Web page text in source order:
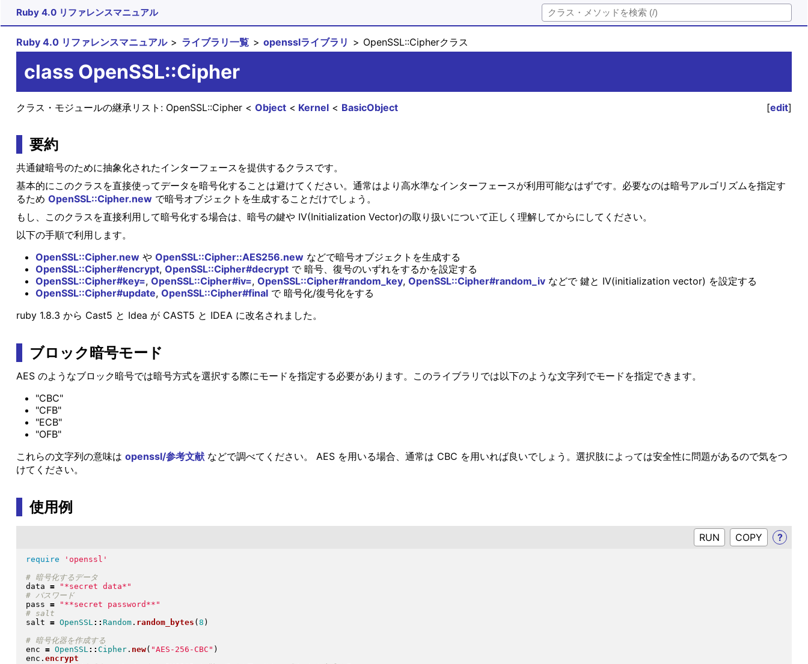
Ruby 4.0 リファレンスマニュアル
Ruby 4.0 リファレンスマニュアル ライブラリ一覧 opensslライブラリ OpenSSL::Cipherクラス
class OpenSSL::Cipher
[edit]
クラス・モジュールの継承リスト: BasicObject
Kernel
Object
OpenSSL::Cipher
要約
共通鍵暗号のために抽象化されたインターフェースを提供するクラスです。
基本的にこのクラスを直接使ってデータを暗号化することは避けてください。通常はより高水準なインターフェースが利用可能なはずです。必要なのは暗号アルゴリズムを指定す
るため OpenSSL::Cipher.newで暗号オブジェクトを生成することだけでしょう。
もし、このクラスを直接利用して暗号化する場合は、暗号の鍵や IV(Initialization Vector)の取り扱いについて正しく理解してからにしてください。
以下の手順で利用します。
OpenSSL::Cipher.newや OpenSSL::Cipher::AES256.newなどで暗号オブジェクトを生成する
OpenSSL::Cipher#encrypt, OpenSSL::Cipher#decryptで 暗号、復号のいずれをするかを設定する
OpenSSL::Cipher#key=, OpenSSL::Cipher#iv=, OpenSSL::Cipher#random_key, OpenSSL::Cipher#random_ivなどで 鍵と IV(initialization vector) を設定する
OpenSSL::Cipher#update, OpenSSL::Cipher#finalで 暗号化/復号化をする
ruby 1.8.3 から Cast5 と Idea が CAST5 と IDEA に改名されました。
ブロック暗号モード
AES のようなブロック暗号では暗号方式を選択する際にモードを指定する必要があります。このライブラリでは以下のような文字列でモードを指定できます。
"CBC"
"CFB"
"ECB"
"OFB"
これらの文字列の意味は openssl/参考文献などで調べてください。 AES を用いる場合、通常は CBC を用いれば良いでしょう。選択肢によっては安全性に問題があるので気をつ
けてください。
使用例
RUN ?
require
'openssl'
data = " *secret data* "
# パスワード
pass = " **secret password** "
salt = OpenSSL:: Random. random_bytes ( 8 )
enc = OpenSSL:: Cipher. new( "AES-256-CBC " )
enc . encrypt